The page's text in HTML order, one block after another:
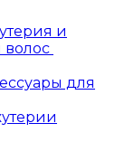
и
волос
для